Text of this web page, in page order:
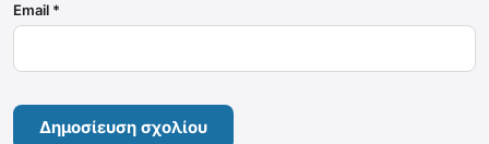
Email *